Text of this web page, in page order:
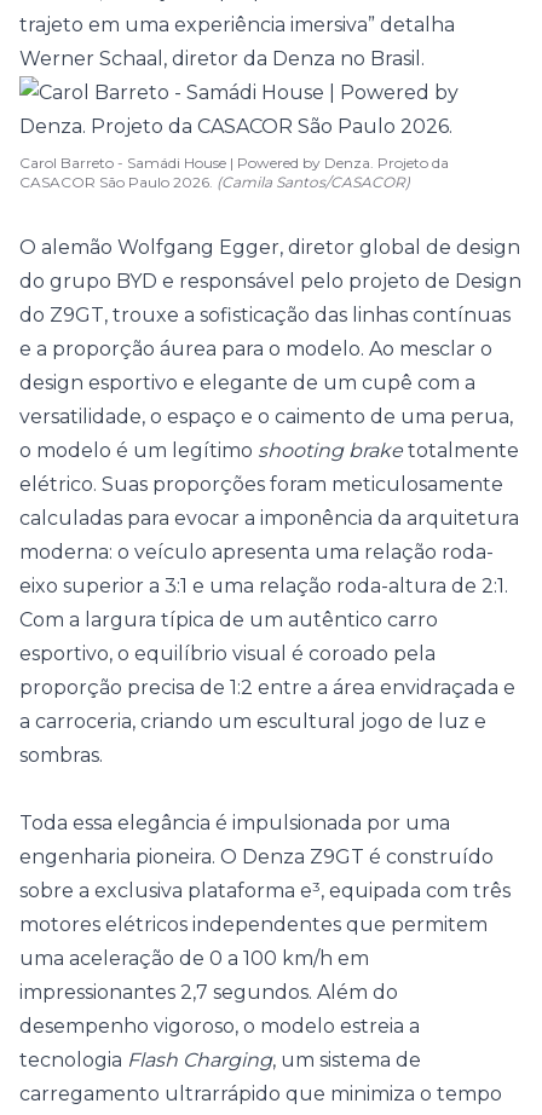
trajeto em uma experiência imersiva” detalha
Werner Schaal, diretor da Denza no Brasil.
Carol Barreto - Samádi House | Powered by Denza. Projeto da
CASACOR São Paulo 2026. (Camila Santos/CASACOR)
O alemão Wolfgang Egger, diretor global de design
do grupo BYD e responsável pelo projeto de Design
do Z9GT, trouxe a sofisticação das linhas contínuas
e a proporção áurea para o modelo. Ao mesclar o
design esportivo e elegante de um cupê com a
versatilidade, o espaço e o caimento de uma perua,
o modelo é um legítimo shooting brake totalmente
elétrico. Suas proporções foram meticulosamente
calculadas para evocar a imponência da arquitetura
moderna: o veículo apresenta uma relação roda-
eixo superior a 3:1 e uma relação roda-altura de 2:1.
Com a largura típica de um autêntico carro
esportivo, o equilíbrio visual é coroado pela
proporção precisa de 1:2 entre a área envidraçada e
a carroceria, criando um escultural jogo de luz e
sombras.
Toda essa elegância é impulsionada por uma
engenharia pioneira. O Denza Z9GT é construído
sobre a exclusiva plataforma e³, equipada com três
motores elétricos independentes que permitem
uma aceleração de 0 a 100 km/h em
impressionantes 2,7 segundos. Além do
desempenho vigoroso, o modelo estreia a
tecnologia Flash Charging, um sistema de
carregamento ultrarrápido que minimiza o tempo